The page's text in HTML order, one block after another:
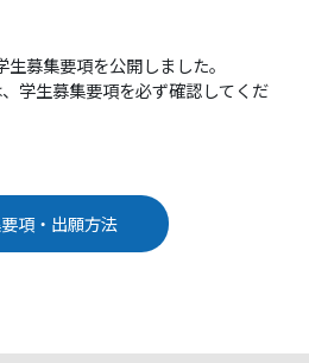
募集要項を公開しました。
学生募集要項を必ず確認してくだ
項・出願方法